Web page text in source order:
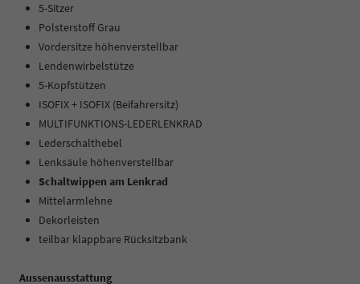
5-Sitzer
Polsterstoff Grau
Vordersitze höhenverstellbar
Lendenwirbelstütze
5-Kopfstützen
ISOFIX + ISOFIX (Beifahrersitz)
MULTIFUNKTIONS-LEDERLENKRAD
Lederschalthebel
Lenksäule höhenverstellbar
Schaltwippen am Lenkrad
Mittelarmlehne
Dekorleisten
teilbar klappbare Rücksitzbank
Aussenausstattung